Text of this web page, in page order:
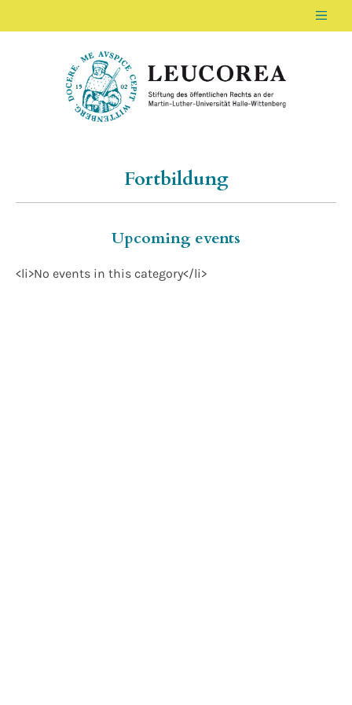
LEUCOREA DE
Stiftung des öffentlichen Rechts an der
Fortbildung
Upcoming events
<li>No events in this category</li>